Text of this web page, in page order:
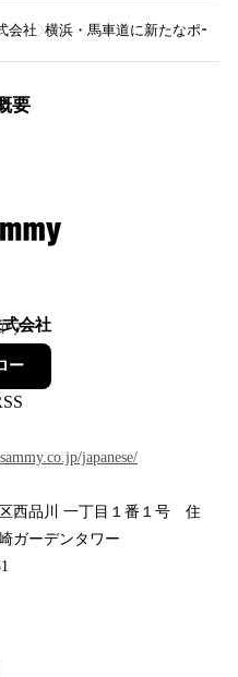
会社 横浜・馬車道に新たなポーカ
要
会社
ワー
ー
japanese/
西品川 一丁目１番１号 住
ガーデンタワー